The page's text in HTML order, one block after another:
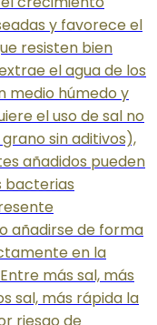
y favorece el
resisten bien
el agua de los
medio húmedo y
el uso de sal no
sin aditivos),
añadidos pueden
bacterias
añadirse de forma
en la
más sal, más
sal, más rápida la